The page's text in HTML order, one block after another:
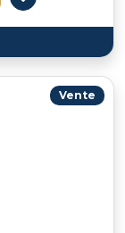
Vente